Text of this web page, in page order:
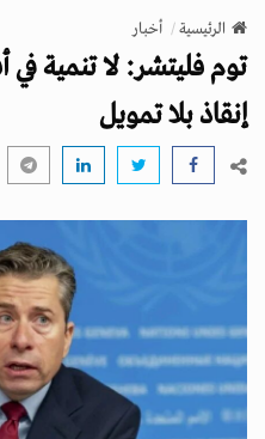
v
g
a
n
الرئيسية أخبار
توم فليتشر: لا تنمية في
إنقاذ بلا تمويل